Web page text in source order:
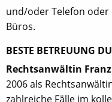
und/oder Telefon
Büros.
BESTE BETREUUNG
Rechtsanwältin
2006 als
zahlreiche Fälle im